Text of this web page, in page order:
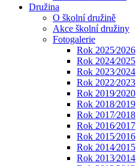
Družina
O školní družině
Akce školní družiny
Fotogalerie
Rok 2025⁄2026
Rok 2024⁄2025
Rok 2023⁄2024
Rok 2022⁄2023
Rok 2019⁄2020
Rok 2018⁄2019
Rok 2017⁄2018
Rok 2016⁄2017
Rok 2015⁄2016
Rok 2014⁄2015
Rok 2013⁄2014